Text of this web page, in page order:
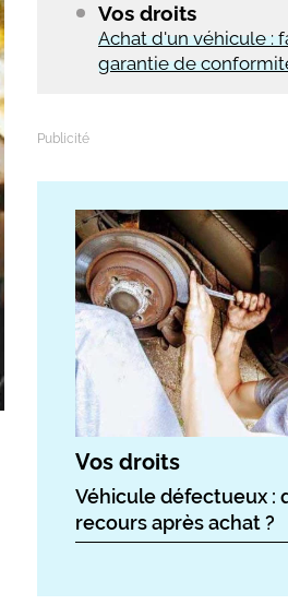
Vos droits
Achat d'un véhicule :
garantie de
Vos droits
Véhicule défectueux :
recours après achat ?